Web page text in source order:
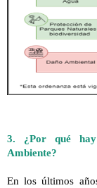
3. ¿Por qué
Ambiente?
En los últimos